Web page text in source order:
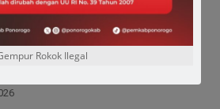
Wanita Korban Penganiayaan
Rokok Ilegal